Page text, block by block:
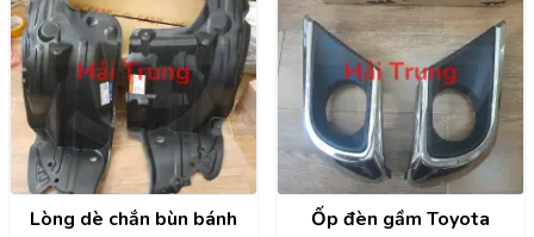
Lòng dè chắn bùn bánh
Ốp đèn gầm Toyota